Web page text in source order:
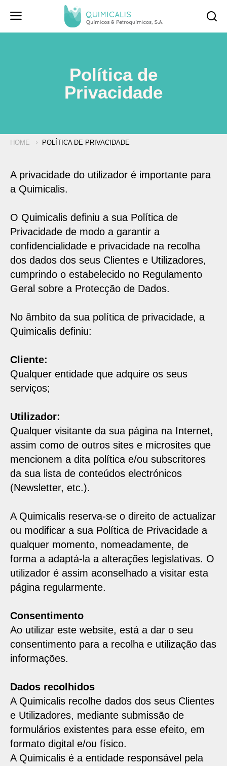
Política de
Privacidade
HOME POLÍTICA DE PRIVACIDADE
A privacidade do utilizador é importante para
a Quimicalis.
O Quimicalis definiu a sua Política de
Privacidade de modo a garantir a
confidencialidade e privacidade na recolha
dos dados dos seus Clientes e Utilizadores,
cumprindo o estabelecido no Regulamento
Geral sobre a Protecção de Dados.
No âmbito da sua política de privacidade, a
Quimicalis definiu:
Cliente:
Qualquer entidade que adquire os seus
serviços;
Utilizador:
Qualquer visitante da sua página na Internet,
assim como de outros sites e microsites que
mencionem a dita política e/ou subscritores
da sua lista de conteúdos electrónicos
(Newsletter, etc.).
A Quimicalis reserva-se o direito de actualizar
ou modificar a sua Política de Privacidade a
qualquer momento, nomeadamente, de
forma a adaptá-la a alterações legislativas. O
utilizador é assim aconselhado a visitar esta
página regularmente.
Consentimento
Ao utilizar este website, está a dar o seu
consentimento para a recolha e utilização das
informações.
Dados recolhidos
A Quimicalis recolhe dados dos seus Clientes
e Utilizadores, mediante submissão de
formulários existentes para esse efeito, em
formato digital e/ou físico.
A Quimicalis é a entidade responsável pela